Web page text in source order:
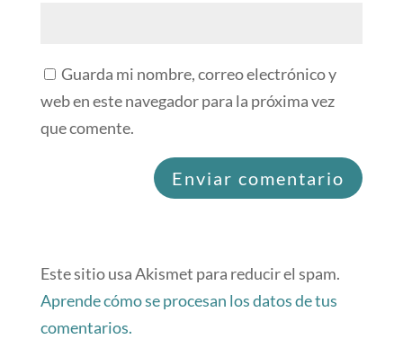
Guarda mi nombre, correo electrónico y
web en este navegador para la próxima vez
que comente.
Este sitio usa Akismet para reducir el spam.
Aprende cómo se procesan los datos de tus
comentarios.